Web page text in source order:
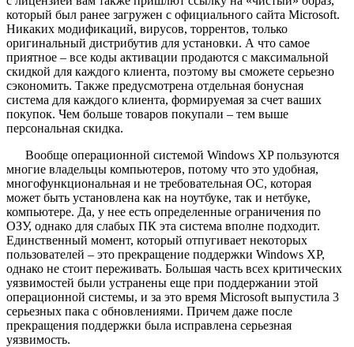
который был ранее загружен с официального сайта Microsoft.
Никаких модификаций, вирусов, торрентов, только
оригинальный дистрибутив для установки. А что самое
приятное – все коды активации продаются с максимальной
скидкой для каждого клиента, поэтому вы сможете серьезно
сэкономить. Также предусмотрена отдельная бонусная
система для каждого клиента, формируемая за счет ваших
покупок. Чем больше товаров покупали – тем выше
персональная скидка.
Вообще операционной системой Windows XP пользуются
многие владельцы компьютеров, потому что это удобная,
многофункциональная и не требовательная ОС, которая
может быть установлена как на ноутбуке, так и нетбуке,
компьютере. Да, у нее есть определенные ограничения по
ОЗУ, однако для слабых ПК эта система вполне подходит.
Единственный момент, который отпугивает некоторых
пользователей – это прекращение поддержки Windows XP,
однако не стоит переживать. Большая часть всех критических
уязвимостей были устранены еще при поддержании этой
операционной системы, и за это время Microsoft выпустила 3
серьезных пака с обновлениями. Причем даже после
прекращения поддержки была исправлена серьезная
уязвимость.